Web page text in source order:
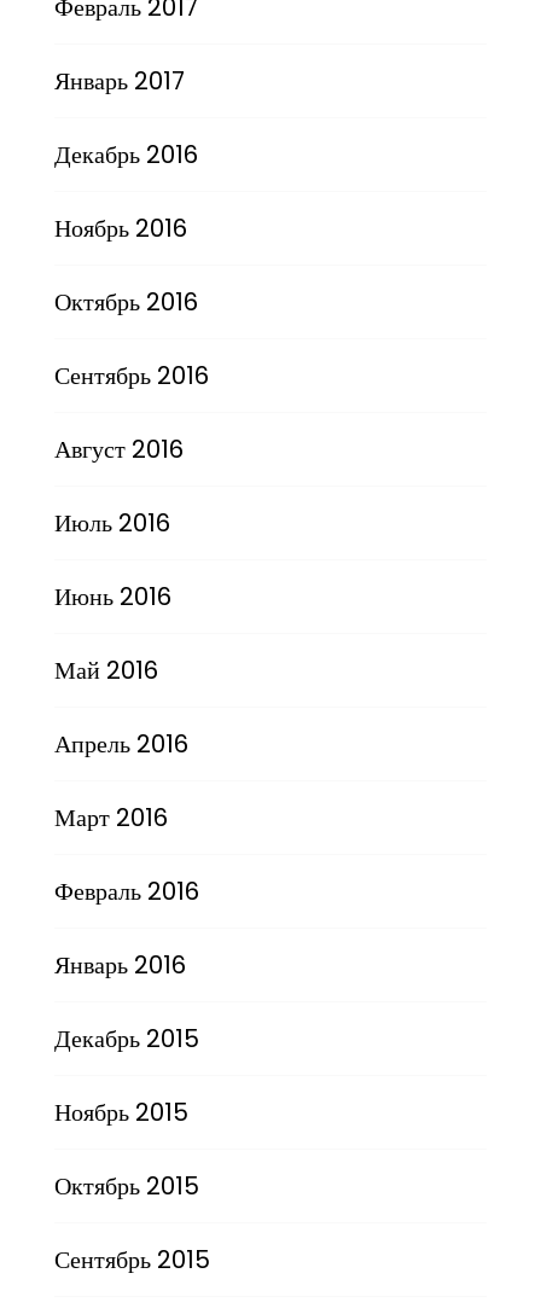
Февраль 2017
Январь 2017
Декабрь 2016
Ноябрь 2016
Октябрь 2016
Сентябрь 2016
Август 2016
Июль 2016
Июнь 2016
Май 2016
Апрель 2016
Март 2016
Февраль 2016
Январь 2016
Декабрь 2015
Ноябрь 2015
Октябрь 2015
Сентябрь 2015